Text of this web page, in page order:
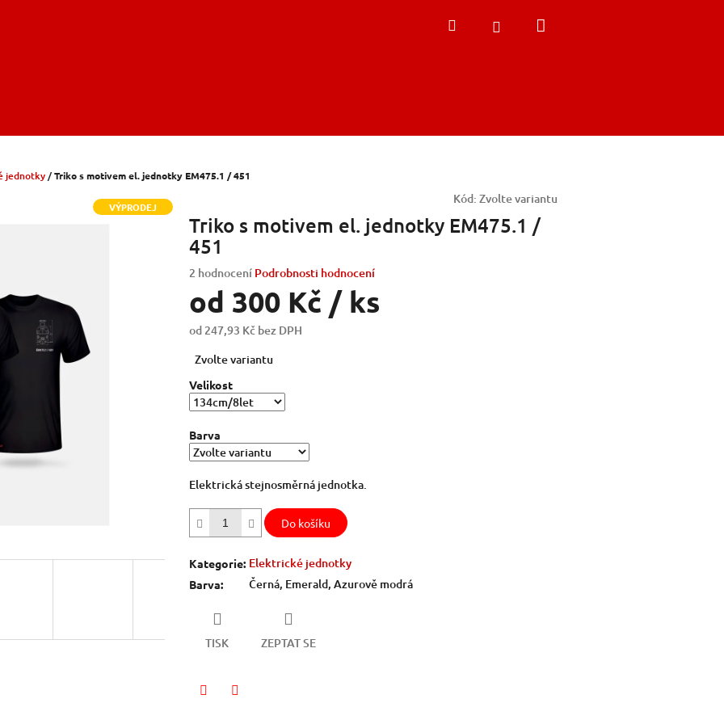
HledatPřihlášení
jednotky/Triko s motivem el. jednotky EM475.1 / 451
VÝPRODEJ
Kód: Zvolte variantu
Triko s motivem el. jednotky EM475.1 /
451
Průměrné
hodnocení
produktu
4,5
hvězdiček.
2 hodnocení Podrobnosti hodnocení
od 300 Kč / ks
od 247,93 Kč bez DPH
cena:
Zvolte variantu
Velikost
Barva
Elektrická stejnosměrná jednotka.
Do košíku
Kategorie: Elektrické jednotky
Barva: Černá, Emerald, Azurově modrá
TISK ZEPTAT SE